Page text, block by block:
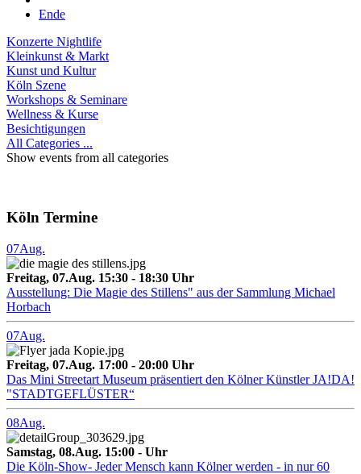
Ende
Konzerte Nightlife
Kleinkunst & Markt
Kunst und Kultur
Köln Szene
Workshops & Seminare
Wellness & Kurse
Besichtigungen
All Categories ...
Show events from all categories
Köln Termine
07Aug.
Freitag, 07.Aug. 15:30 - 18:30 Uhr
Ausstellung: Die Magie des Stillens" aus der Sammlung Michael
Horbach
07Aug.
Freitag, 07.Aug. 17:00 - 20:00 Uhr
Das Mini Streetart Museum präsentiert den Kölner Künstler JA!DA!
"STADTGEFLÜSTER“
08Aug.
Samstag, 08.Aug. 15:00 - Uhr
Die Köln-Show- Jeder Mensch kann Kölner werden - in nur 60